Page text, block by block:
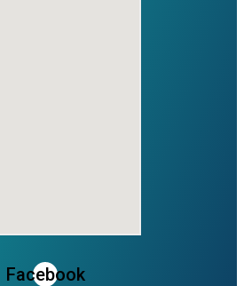
Facebook